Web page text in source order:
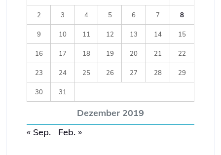
Dezember 2019
2 3 4 5 6 7 8
9 10 11 12 13 14 15
16 17 18 19 20 21 22
23 24 25 26 27 28 29
30 31
« Sep. Feb. »